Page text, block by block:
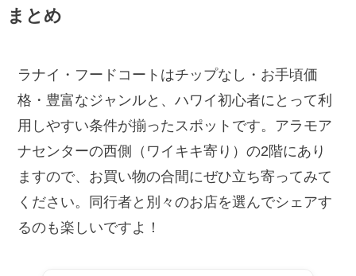
まとめ
ラナイ・フードコートはチップなし・お手頃価
格・豊富なジャンルと、ハワイ初心者にとって利
用しやすい条件が揃ったスポットです。アラモア
ナセンターの西側（ワイキキ寄り）の2階にあり
ますので、お買い物の合間にぜひ立ち寄ってみて
ください。同行者と別々のお店を選んでシェアす
るのも楽しいですよ！